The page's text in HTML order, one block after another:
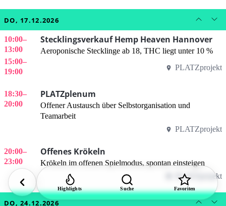
DO, 17.12.2026
10:00–
13:00
15:00–
19:00
Stecklingsverkauf Hemp Heaven Hannover
Aeroponische Stecklinge ab 18, THC liegt unter 10 %
PLATZprojekt
18:30–
20:00
PLATZplenum
Offener Austausch über Selbstorganisation und
Teamarbeit
PLATZprojekt
20:00–
23:00
Offenes Krökeln
Krökeln im offenen Spielmodus, spontan einsteigen
PLATZprojekt
DO, 24.12.2026
Highlights Suche Favoriten